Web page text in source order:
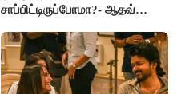
சாப்பிட்டிருப்போமா?- ஆதவ்